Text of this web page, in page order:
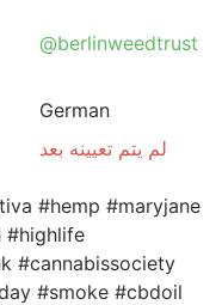
@berlinweedtrust
German
لم يتم تعيينه بعد
#hemp #maryjane
#highlife
#cannabissociety
#smoke #cbdoil